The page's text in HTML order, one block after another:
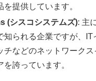
提供しています。
(シスコシステムズ): 主
知られる企業ですが、IT
チなどのネットワーク
誇っています。